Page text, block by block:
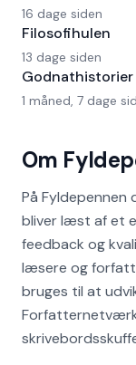
Om
På
bliver læst af et
feedback og
læsere og
bruges til at
16 dage siden
Filosofihulen
13 dage siden
Godnathistorier
1 måned, 7 dage